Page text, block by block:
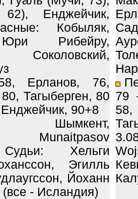
Енджейчик,
Кобыляк,
Рибейру,
Ерланов, 76,
Тагыберген, 80
90+8
Шымкент,
Munaitpasov
Хельги
Эгилль
Йоханн
(все - Исландия)
79
58,